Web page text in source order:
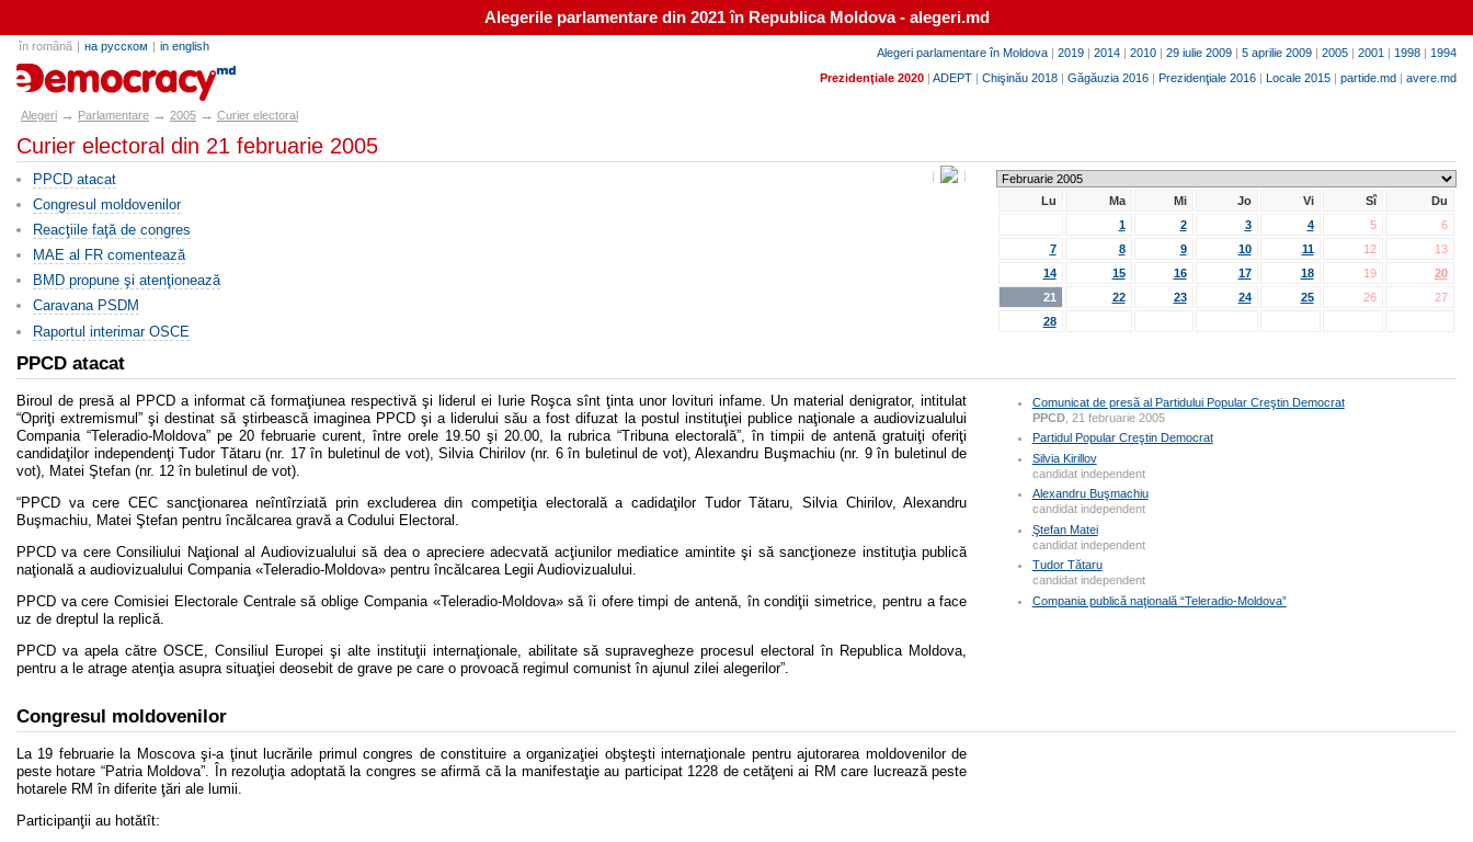
Alegerile parlamentare din 2021 în Republica Moldova - alegeri.md
Alegeri parlamentare în Moldova | 2019 | 2014 | 2010 | 29 iulie 2009 | 5 aprilie 2009 | 2005 | 2001 | 1998 | 1994
Prezidenţiale 2020 | ADEPT | Chişinău 2018 | Găgăuzia 2016 | Prezidenţiale 2016 | Locale 2015 | partide.md | avere.md
în română | на русском | in english
alegeri.md
Alegeri → Parlamentare → 2005 → Curier electoral
Curier electoral din 21 februarie 2005
| |
PPCD atacat
Congresul moldovenilor
Reacţiile faţă de congres
MAE al FR comentează
BMD propune şi atenţionează
Caravana PSDM
Raportul interimar OSCE
Lu Ma Mi Jo Vi Sî
Du
1
2 3 4 5
6
7
8 9 10 11 12
13
14
15 16 17 18 19
20
21
22 23 24 25 26
27
28
PPCD atacat
Biroul de presă al PPCD a informat că formaţiunea respectivă şi liderul ei Iurie Roşca sînt ţinta unor lovituri infame. Un material denigrator, intitulat
“Opriţi extremismul” şi destinat să ştirbească imaginea PPCD şi a liderului său a fost difuzat la postul instituţiei publice naţionale a audiovizualului
Compania “Teleradio-Moldova” pe 20 februarie curent, între orele 19.50 şi 20.00, la rubrica “Tribuna electorală”, în timpii de antenă gratuiţi oferiţi
candidaţilor independenţi Tudor Tătaru (nr. 17 în buletinul de vot), Silvia Chirilov (nr. 6 în buletinul de vot), Alexandru Buşmachiu (nr. 9 în buletinul de
vot), Matei Ştefan (nr. 12 în buletinul de vot).
“PPCD va cere CEC sancţionarea neîntîrziată prin excluderea din competiţia electorală a cadidaţilor Tudor Tătaru, Silvia Chirilov, Alexandru
Buşmachiu, Matei Ştefan pentru încălcarea gravă a Codului Electoral.
PPCD va cere Consiliului Naţional al Audiovizualului să dea o apreciere adecvată acţiunilor mediatice amintite şi să sancţioneze instituţia publică
naţională a audiovizualului Compania «Teleradio-Moldova» pentru încălcarea Legii Audiovizualului.
PPCD va cere Comisiei Electorale Centrale să oblige Compania «Teleradio-Moldova» să îi ofere timpi de antenă, în condiţii simetrice, pentru a face
uz de dreptul la replică.
PPCD va apela către OSCE, Consiliul Europei şi alte instituţii internaţionale, abilitate să supravegheze procesul electoral în Republica Moldova,
pentru a le atrage atenţia asupra situaţiei deosebit de grave pe care o provoacă regimul comunist în ajunul zilei alegerilor”.
Comunicat de presă al Partidului Popular Creştin Democrat
PPCD, 21 februarie 2005
Partidul Popular Creştin Democrat
Silvia Kirillov
candidat independent
Alexandru Buşmachiu
candidat independent
Ştefan Matei
candidat independent
Tudor Tătaru
candidat independent
Compania publică naţională “Teleradio-Moldova”
Congresul moldovenilor
La 19 februarie la Moscova şi-a ţinut lucrările primul congres de constituire a organizaţiei obşteşti internaţionale pentru ajutorarea moldovenilor de
peste hotare “Patria Moldova”. În rezoluţia adoptată la congres se afirmă că la manifestaţie au participat 1228 de cetăţeni ai RM care lucrează peste
hotarele RM în diferite ţări ale lumii.
Participanţii au hotătît: